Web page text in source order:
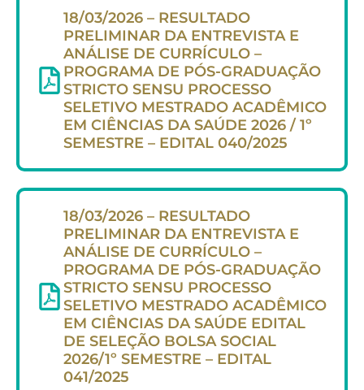
18/03/2026 – RESULTADO
PRELIMINAR DA ENTREVISTA E
ANÁLISE DE CURRÍCULO –
PROGRAMA DE PÓS-GRADUAÇÃO
STRICTO SENSU PROCESSO
SELETIVO MESTRADO ACADÊMICO
EM CIÊNCIAS DA SAÚDE 2026 / 1º
SEMESTRE – EDITAL 040/2025
18/03/2026 – RESULTADO
PRELIMINAR DA ENTREVISTA E
ANÁLISE DE CURRÍCULO –
PROGRAMA DE PÓS-GRADUAÇÃO
STRICTO SENSU PROCESSO
SELETIVO MESTRADO ACADÊMICO
EM CIÊNCIAS DA SAÚDE EDITAL
DE SELEÇÃO BOLSA SOCIAL
2026/1º SEMESTRE – EDITAL
041/2025